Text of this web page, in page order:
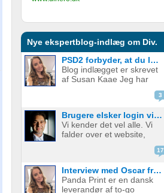
Nye ekspertblog-indlæg om Div.
PSD2 forbyder, at du lægger kortgebyret ud til dine kunder fra 1. januar 2018
Blog indlægget er skrevet
af Susan Kaae Jeg har
arbejdet med eCommerce
siden 2000 og med online
stillinger med titler som
Chief Product
Officer/CPO, Sales
3
Brugere elsker login via sociale medier
Vi kender det vel alle. Vi
falder over et website,
ved at være der, lige ved
at have gennemført
17
Interview med Oscar fra Panda Print
Panda Print er en dansk
leverandør af to-go